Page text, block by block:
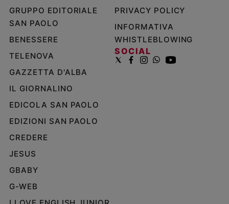
GRUPPO EDITORIALE
SAN PAOLO
BENESSERE
TELENOVA
GAZZETTA D'ALBA
IL GIORNALINO
EDICOLA SAN PAOLO
EDIZIONI SAN PAOLO
CREDERE
JESUS
GBABY
G-WEB
PRIVACY POLICY
INFORMATIVA
WHISTLEBLOWING
SOCIAL